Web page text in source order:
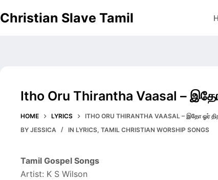
to
Christian Slave Tamil
Itho Oru Thirantha Vaasal –
HOME LYRICS
ITHO ORU THIRANTHA VAASAL – இதோ ஓர்
BY JESSICA IN LYRICS,TAMIL CHRISTIAN WORSHIP SONGS
Tamil Gospel Songs
Artist: K S Wilson